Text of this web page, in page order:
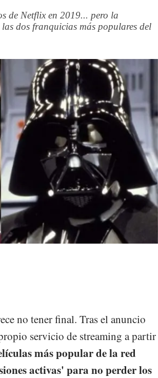
de Netflix en 2019... pero la
dos franquicias más populares del
no tener final. Tras el anuncio
servicio de streaming a partir
más popular de la red
activas' para no perder los